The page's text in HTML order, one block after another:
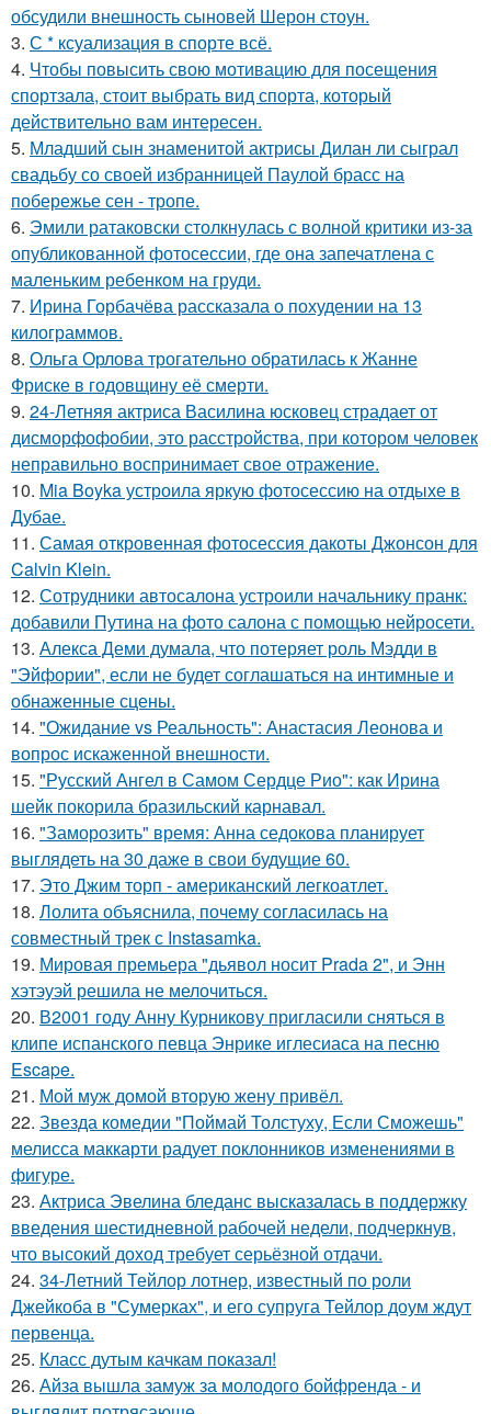
обсудили внешность сыновей Шерон стоун.
3. С * ксуализация в спорте всё.
4. Чтобы повысить свою мотивацию для посещения
спортзала, стоит выбрать вид спорта, который
действительно вам интересен.
5. Младший сын знаменитой актрисы Дилан ли сыграл
свадьбу со своей избранницей Паулой брасс на
побережье сен - тропе.
6. Эмили ратаковски столкнулась с волной критики из-за
опубликованной фотосессии, где она запечатлена с
маленьким ребенком на груди.
7. Ирина Горбачёва рассказала о похудении на 13
килограммов.
8. Ольга Орлова трогательно обратилась к Жанне
Фриске в годовщину её смерти.
9. 24-Летняя актриса Василина юсковец страдает от
дисморфофобии, это расстройства, при котором человек
неправильно воспринимает свое отражение.
10. Mia Boyka устроила яркую фотосессию на отдыхе в
Дубае.
11. Самая откровенная фотосессия дакоты Джонсон для
Calvin Klein.
12. Сотрудники автосалона устроили начальнику пранк:
добавили Путина на фото салона с помощью нейросети.
13. Алекса Деми думала, что потеряет роль Мэдди в
"Эйфории", если не будет соглашаться на интимные и
обнаженные сцены.
14. "Ожидание vs Реальность": Анастасия Леонова и
вопрос искаженной внешности.
15. "Русский Ангел в Самом Сердце Рио": как Ирина
шейк покорила бразильский карнавал.
16. "Заморозить" время: Анна седокова планирует
выглядеть на 30 даже в свои будущие 60.
17. Это Джим торп - американский легкоатлет.
18. Лолита объяснила, почему согласилась на
совместный трек с Instasamka.
19. Мировая премьера "дьявол носит Prada 2", и Энн
хэтэуэй решила не мелочиться.
20. В2001 году Анну Курникову пригласили сняться в
клипе испанского певца Энрике иглесиаса на песню
Escape.
21. Мой муж домой вторую жену привёл.
22. Звезда комедии "Поймай Толстуху, Если Сможешь"
мелисса маккарти радует поклонников изменениями в
фигуре.
23. Актриса Эвелина бледанс высказалась в поддержку
введения шестидневной рабочей недели, подчеркнув,
что высокий доход требует серьёзной отдачи.
24. 34-Летний Тейлор лотнер, известный по роли
Джейкоба в "Сумерках", и его супруга Тейлор доум ждут
первенца.
25. Класс дутым качкам показал!
26. Айза вышла замуж за молодого бойфренда - и